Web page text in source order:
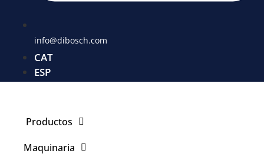
info@dibosch.com
CAT
ESP
Productos
Maquinaria